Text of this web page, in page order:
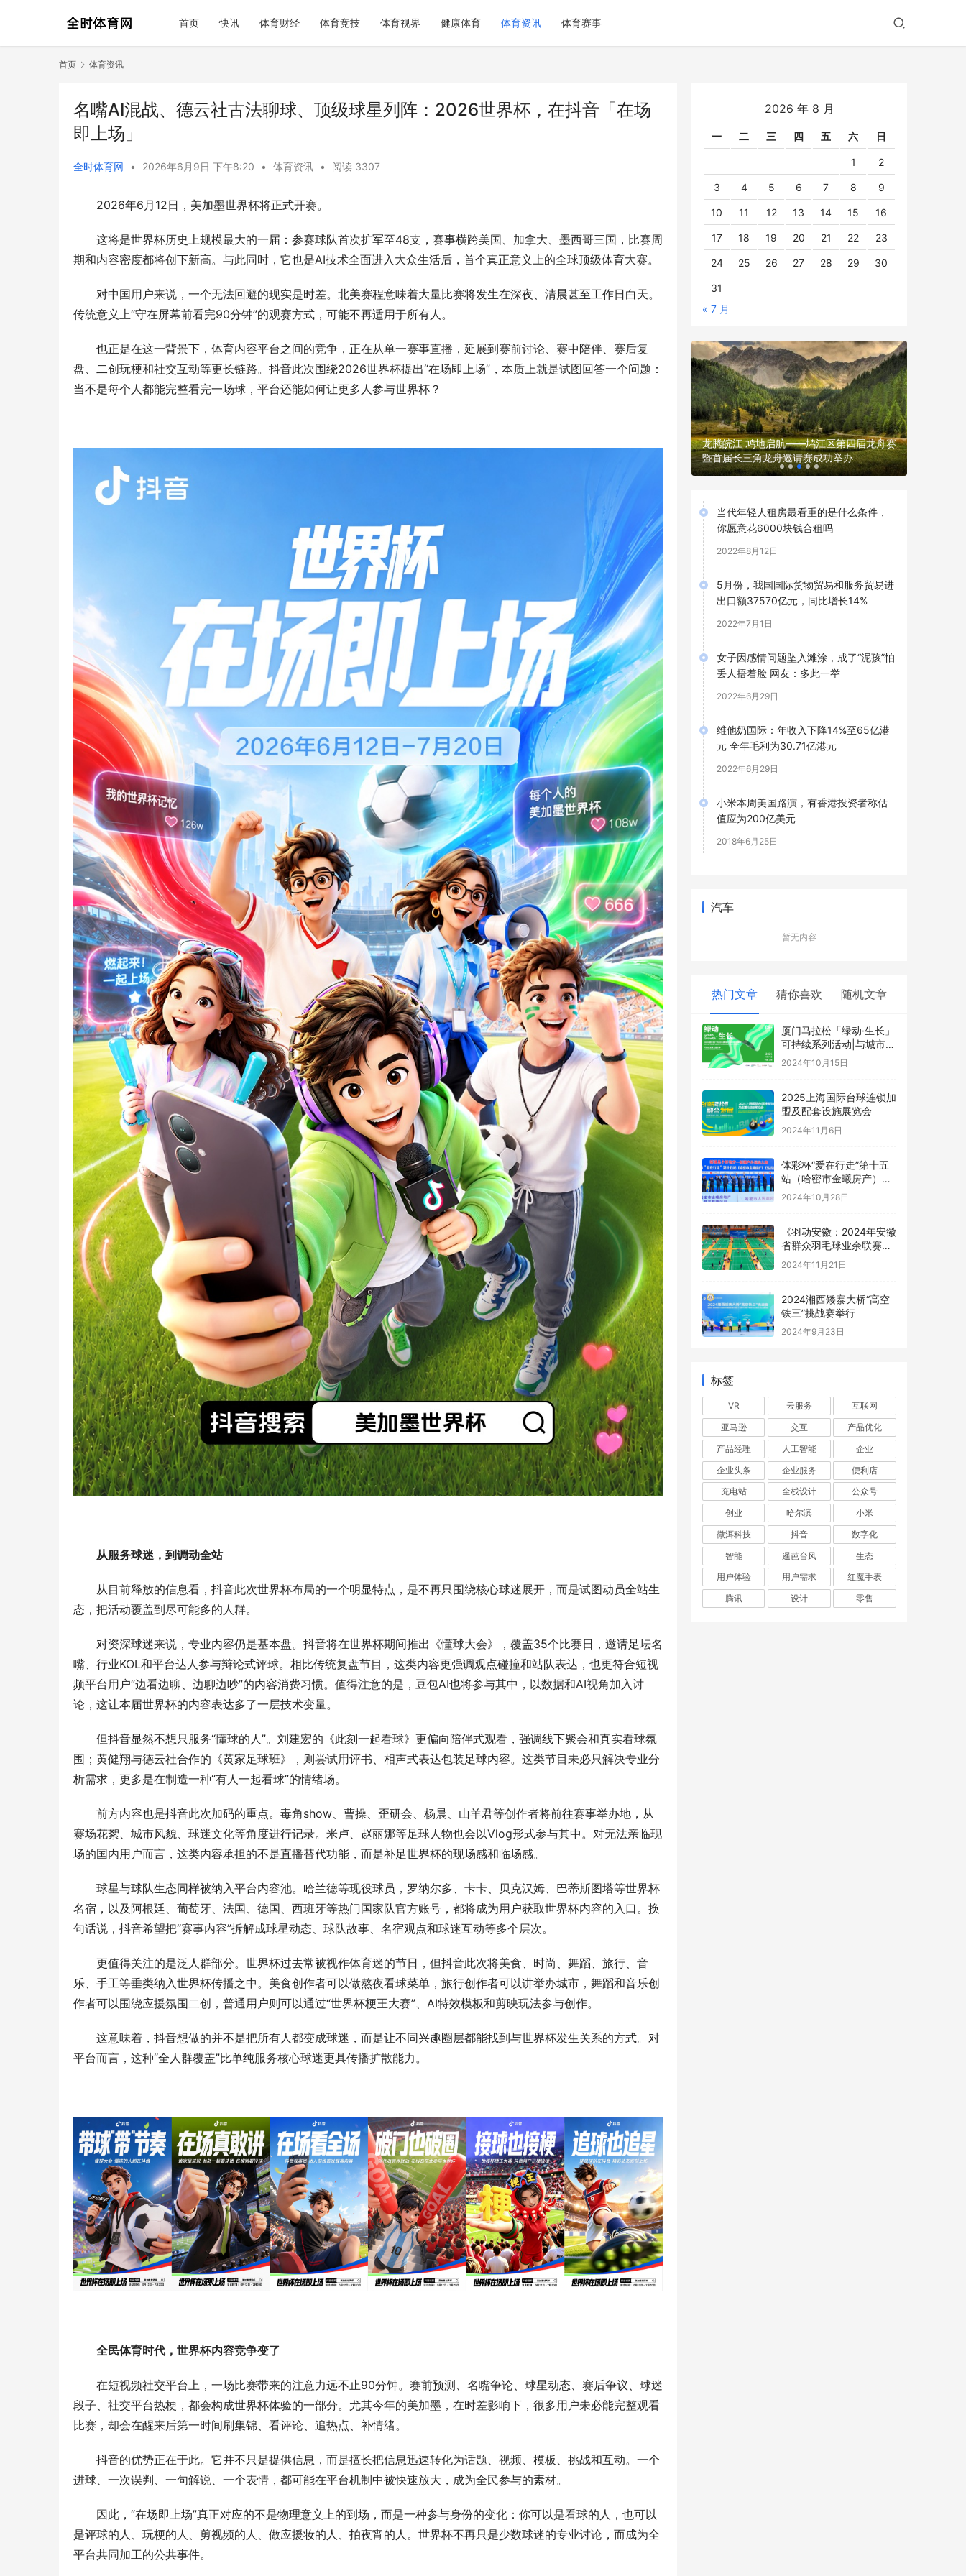
首页 快讯 体育财经 体育竞技 体育视界 健康体育 体育资讯 体育赛事
首页 体育资讯
名嘴AI混战、德云社古法聊球、顶级球星列阵：2026世界杯，在抖音「在场
即上场」
全时体育网 • 2026年6月9日 下午8:20 • 体育资讯 • 阅读 3307
2026年6月12日，美加墨世界杯将正式开赛。
这将是世界杯历史上规模最大的一届：参赛球队首次扩军至48支，赛事横跨美国、加拿大、墨西哥三国，比赛周
期和内容密度都将创下新高。与此同时，它也是AI技术全面进入大众生活后，首个真正意义上的全球顶级体育大赛。
对中国用户来说，一个无法回避的现实是时差。北美赛程意味着大量比赛将发生在深夜、清晨甚至工作日白天。
传统意义上“守在屏幕前看完90分钟”的观赛方式，可能不再适用于所有人。
也正是在这一背景下，体育内容平台之间的竞争，正在从单一赛事直播，延展到赛前讨论、赛中陪伴、赛后复
盘、二创玩梗和社交互动等更长链路。抖音此次围绕2026世界杯提出“在场即上场”，本质上就是试图回答一个问题：
当不是每个人都能完整看完一场球，平台还能如何让更多人参与世界杯？
从服务球迷，到调动全站
从目前释放的信息看，抖音此次世界杯布局的一个明显特点，是不再只围绕核心球迷展开，而是试图动员全站生
态，把活动覆盖到尽可能多的人群。
对资深球迷来说，专业内容仍是基本盘。抖音将在世界杯期间推出《懂球大会》，覆盖35个比赛日，邀请足坛名
嘴、行业KOL和平台达人参与辩论式评球。相比传统复盘节目，这类内容更强调观点碰撞和站队表达，也更符合短视
频平台用户“边看边聊、边聊边吵”的内容消费习惯。值得注意的是，豆包AI也将参与其中，以数据和AI视角加入讨
论，这让本届世界杯的内容表达多了一层技术变量。
但抖音显然不想只服务“懂球的人”。刘建宏的《此刻一起看球》更偏向陪伴式观看，强调线下聚会和真实看球氛
围；黄健翔与德云社合作的《黄家足球班》，则尝试用评书、相声式表达包装足球内容。这类节目未必只解决专业分
析需求，更多是在制造一种“有人一起看球”的情绪场。
前方内容也是抖音此次加码的重点。毒角show、曹操、歪研会、杨晨、山羊君等创作者将前往赛事举办地，从
赛场花絮、城市风貌、球迷文化等角度进行记录。米卢、赵丽娜等足球人物也会以Vlog形式参与其中。对无法亲临现
场的国内用户而言，这类内容承担的不是直播替代功能，而是补足世界杯的现场感和临场感。
球星与球队生态同样被纳入平台内容池。哈兰德等现役球员，罗纳尔多、卡卡、贝克汉姆、巴蒂斯图塔等世界杯
名宿，以及阿根廷、葡萄牙、法国、德国、西班牙等热门国家队官方账号，都将成为用户获取世界杯内容的入口。换
句话说，抖音希望把“赛事内容”拆解成球星动态、球队故事、名宿观点和球迷互动等多个层次。
更值得关注的是泛人群部分。世界杯过去常被视作体育迷的节日，但抖音此次将美食、时尚、舞蹈、旅行、音
乐、手工等垂类纳入世界杯传播之中。美食创作者可以做熬夜看球菜单，旅行创作者可以讲举办城市，舞蹈和音乐创
作者可以围绕应援氛围二创，普通用户则可以通过“世界杯梗王大赛”、AI特效模板和剪映玩法参与创作。
这意味着，抖音想做的并不是把所有人都变成球迷，而是让不同兴趣圈层都能找到与世界杯发生关系的方式。对
平台而言，这种“全人群覆盖”比单纯服务核心球迷更具传播扩散能力。
全民体育时代，世界杯内容竞争变了
在短视频社交平台上，一场比赛带来的注意力远不止90分钟。赛前预测、名嘴争论、球星动态、赛后争议、球迷
段子、社交平台热梗，都会构成世界杯体验的一部分。尤其今年的美加墨，在时差影响下，很多用户未必能完整观看
比赛，却会在醒来后第一时间刷集锦、看评论、追热点、补情绪。
抖音的优势正在于此。它并不只是提供信息，而是擅长把信息迅速转化为话题、视频、模板、挑战和互动。一个
进球、一次误判、一句解说、一个表情，都可能在平台机制中被快速放大，成为全民参与的素材。
因此，“在场即上场”真正对应的不是物理意义上的到场，而是一种参与身份的变化：你可以是看球的人，也可以
是评球的人、玩梗的人、剪视频的人、做应援妆的人、拍夜宵的人。世界杯不再只是少数球迷的专业讨论，而成为全
平台共同加工的公共事件。
2026 年 8 月
一 二 三 四 五 六 日
1 2
3 4 5 6 7 8 9
10 11 12 13 14 15 16
17 18 19 20 21 22 23
24 25 26 27 28 29 30
31
« 7 月
龙腾皖江 鸠地启航——鸠江区第四届龙舟赛
暨首届长三角龙舟邀请赛成功举办
当代年轻人租房最看重的是什么条件，
你愿意花6000块钱合租吗
2022年8月12日
5月份，我国国际货物贸易和服务贸易进
出口额37570亿元，同比增长14%
2022年7月1日
女子因感情问题坠入滩涂，成了“泥孩”怕
丢人捂着脸 网友：多此一举
2022年6月29日
维他奶国际：年收入下降14%至65亿港
元 全年毛利为30.71亿港元
2022年6月29日
小米本周美国路演，有香港投资者称估
值应为200亿美元
2018年6月25日
汽车
暂无内容
热门文章 猜你喜欢 随机文章
厦门马拉松「绿动·生长」
可持续系列活动|与城市同
频,跑向美好未来
2024年10月15日
2025上海国际台球连锁加
盟及配套设施展览会
2024年11月6日
体彩杯“爱在行走”第十五
站（哈密市金曦房产）公
益徒步活动圆满结束
2024年10月28日
《羽动安徽：2024年安徽
省群众羽毛球业余联赛总
决赛的激情盛宴落幕》
2024年11月21日
2024湘西矮寨大桥“高空
铁三”挑战赛举行
2024年9月23日
标签
VR 云服务
互联网
亚马逊
交互
产品优化
产品经理
人工智能
企业
企业头条
企业服务
便利店
充电站
全栈设计
公众号
创业
哈尔滨
小米
微洱科技
抖音
数字化
智能
暹芭台风
生态
用户体验
用户需求
红魔手表
腾讯
设计 零售